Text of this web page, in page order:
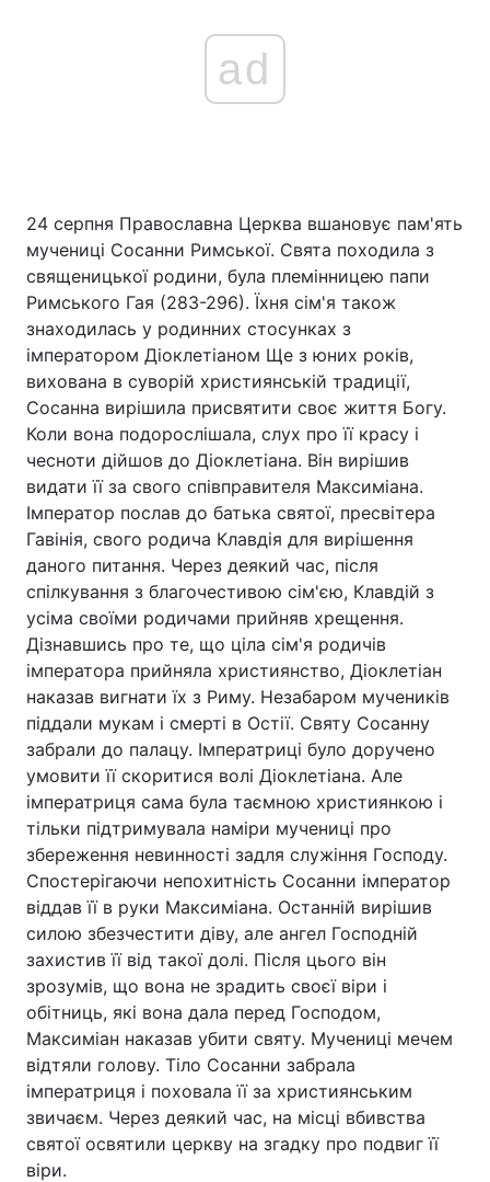
ad
24 серпня Православна Церква вшановує пам'ять
мучениці Сосанни Римської. Свята походила з
священицької родини, була племінницею папи
Римського Гая (283-296). Їхня сім'я також
знаходилась у родинних стосунках з
імператором Діоклетіаном Ще з юних років,
вихована в суворій християнській традиції,
Сосанна вирішила присвятити своє життя Богу.
Коли вона подорослішала, слух про її красу і
чесноти дійшов до Діоклетіана. Він вирішив
видати її за свого співправителя Максиміана.
Імператор послав до батька святої, пресвітера
Гавінія, свого родича Клавдія для вирішення
даного питання. Через деякий час, після
спілкування з благочестивою сім'єю, Клавдій з
усіма своїми родичами прийняв хрещення.
Дізнавшись про те, що ціла сім'я родичів
імператора прийняла християнство, Діоклетіан
наказав вигнати їх з Риму. Незабаром мучеників
піддали мукам і смерті в Остії. Святу Сосанну
забрали до палацу. Імператриці було доручено
умовити її скоритися волі Діоклетіана. Але
імператриця сама була таємною християнкою і
тільки підтримувала наміри мучениці про
збереження невинності задля служіння Господу.
Спостерігаючи непохитність Сосанни імператор
віддав її в руки Максиміана. Останній вирішив
силою збезчестити діву, але ангел Господній
захистив її від такої долі. Після цього він
зрозумів, що вона не зрадить своєї віри і
обітниць, які вона дала перед Господом,
Максиміан наказав убити святу. Мучениці мечем
відтяли голову. Тіло Сосанни забрала
імператриця і поховала її за християнським
звичаєм. Через деякий час, на місці вбивства
святої освятили церкву на згадку про подвиг її
віри.